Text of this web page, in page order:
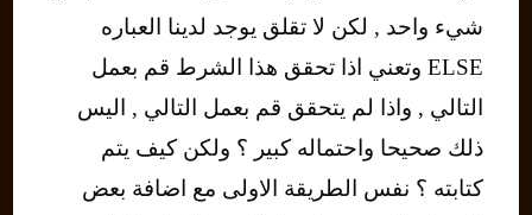
شيء واحد , لكن لا تقلق يوجد لدينا العباره
ELSE وتعني اذا تحقق هذا الشرط قم بعمل
التالي , واذا لم يتحقق قم بعمل التالي , اليس
ذلك صحيحا واحتماله كبير ؟ ولكن كيف يتم
كتابته ؟ نفس الطريقة الاولى مع اضافة بعض